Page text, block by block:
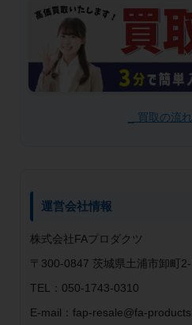
_ 買取の流
運営会社情報
株式会社FAプロダクツ
〒300-0847 茨城県土浦市卸町
TEL：050-1743-0310
E-mail：fap-resale@fa-